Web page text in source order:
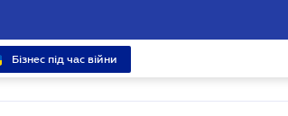
Бізнес під час війни